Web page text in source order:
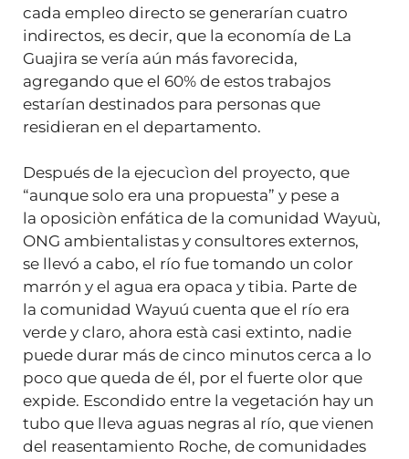
cada empleo directo se generarían cuatro
indirectos, es decir, que la economía de La
Guajira se vería aún más favorecida,
agregando que el 60% de estos trabajos
estarían destinados para personas que
residieran en el departamento.
Después de la ejecucìon del proyecto, que
“aunque solo era una propuesta” y pese a
la oposiciòn enfática de la comunidad Wayuù,
ONG ambientalistas y consultores externos,
se llevó a cabo, el río fue tomando un color
marrón y el agua era opaca y tibia. Parte de
la comunidad Wayuú cuenta que el río era
verde y claro, ahora està casi extinto, nadie
puede durar más de cinco minutos cerca a lo
poco que queda de él, por el fuerte olor que
expide. Escondido entre la vegetación hay un
tubo que lleva aguas negras al río, que vienen
del reasentamiento Roche, de comunidades